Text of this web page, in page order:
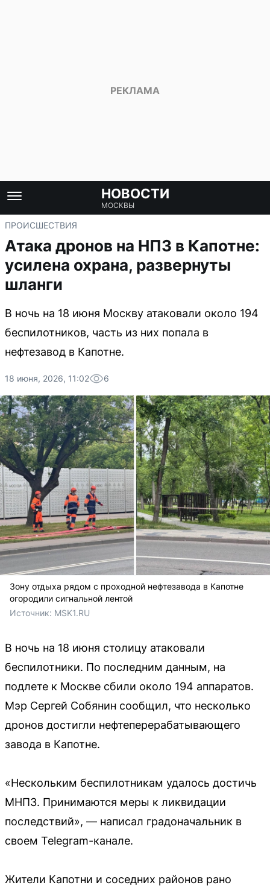
НОВОСТИ
МОСКВЫ
ПРОИСШЕСТВИЯ
Атака дронов на НПЗ в Капотне:
усилена охрана, развернуты
шланги
В ночь на 18 июня Москву атаковали около 194
беспилотников, часть из них попала в
нефтезавод в Капотне.
18 июня, 2026, 11:02 6
Зону отдыха рядом с проходной нефтезавода в Капотне
огородили сигнальной лентой
Источник: MSK1.RU
В ночь на 18 июня столицу атаковали
беспилотники. По последним данным, на
подлете к Москве сбили около 194 аппаратов.
Мэр Сергей Собянин сообщил, что несколько
дронов достигли нефтеперерабатывающего
завода в Капотне.
«Нескольким беспилотникам удалось достичь
МНПЗ. Принимаются меры к ликвидации
последствий», — написал градоначальник в
своем Telegram-канале.
Жители Капотни и соседних районов рано